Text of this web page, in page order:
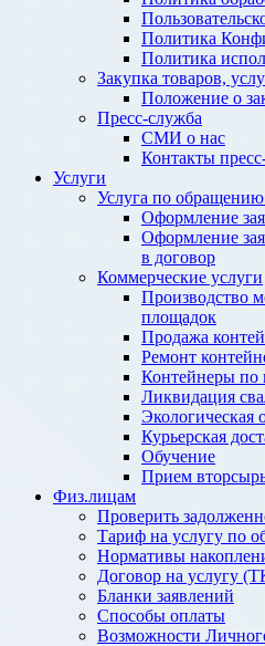
Политика
Политика
Закупка товаров,
Положение о
Пресс-служба
СМИ о нас
Контакты
Услуги
Услуга по
Оформление
Оформление
в договор
Коммерческие услуги
Производство
площадок
Продажа
Ремонт
Контейнеры по
Ликвидация
Экологическая
Курьерская
Обучение
Прием
Физ.лицам
Проверить
Тариф на услугу по
Нормативы
Договор на услугу
Бланки заявлений
Способы оплаты
Возможности